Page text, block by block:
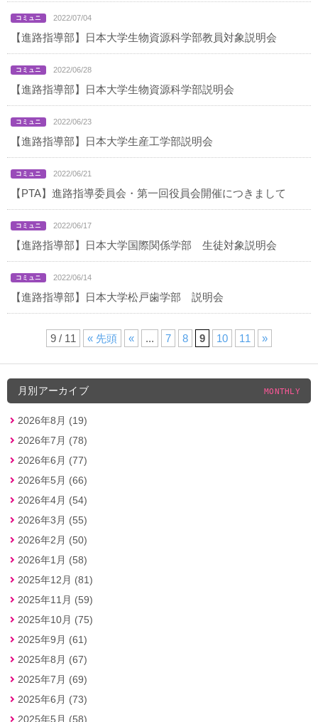
2022/07/04
【進路指導部】日本大学生物資源科学部教員対象説明会
2022/06/28
【進路指導部】日本大学生物資源科学部説明会
2022/06/23
【進路指導部】日本大学生産工学部説明会
2022/06/21
【PTA】進路指導委員会・第一回役員会開催につきまして
2022/06/17
【進路指導部】日本大学国際関係学部 生徒対象説明会
2022/06/14
【進路指導部】日本大学松戸歯学部 説明会
9 / 11 « 先頭 « ... 7 8 9 10 11 »
月別アーカイブ MONTHLY
2026年8月 (19)
2026年7月 (78)
2026年6月 (77)
2026年5月 (66)
2026年4月 (54)
2026年3月 (55)
2026年2月 (50)
2026年1月 (58)
2025年12月 (81)
2025年11月 (59)
2025年10月 (75)
2025年9月 (61)
2025年8月 (67)
2025年7月 (69)
2025年6月 (73)
2025年5月 (58)